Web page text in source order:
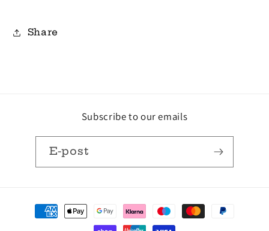
Share
Subscribe to our emails
E-post
Betalningsmetoder